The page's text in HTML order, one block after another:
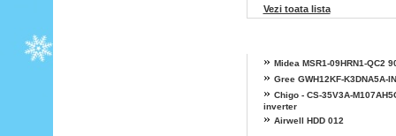
Vezi toata lista
» Midea MSR1-09HRN1-QC2
» Gree GWH12KF-K3DNA5A-
» Chigo - CS-35V3A-
inverter
» Airwell HDD 012